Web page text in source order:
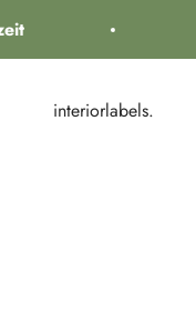
interiorlabels.